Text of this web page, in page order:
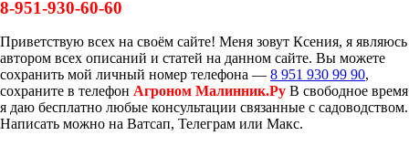
8-951-930-60-60
Приветствую всех на своём сайте! Меня зовут Ксения, я являюсь
автором всех описаний и статей на данном сайте. Вы можете
сохранить мой личный номер телефона — 8 951 930 99 90,
сохраните в телефон Агроном Малинник.Ру В свободное время
я даю бесплатно любые консультации связанные с садоводством.
Написать можно на Ватсап, Телеграм или Макс.